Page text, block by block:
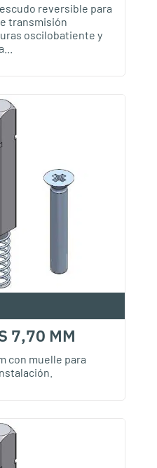
reversible para
transmisión
oscilobatiente y
7,70 MM
con muelle para